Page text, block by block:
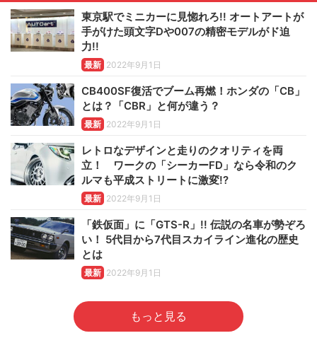
東京駅でミニカーに見惚れろ!! オートアートが
手がけた頭文字Dや007の精密モデルがド迫
力!!
最新 2022年9月1日
CB400SF復活でブーム再燃！ホンダの「CB」
とは？「CBR」と何が違う？
最新 2022年9月1日
レトロなデザインと走りのクオリティを両
立！ ワークの「シーカーFD」なら令和のク
ルマも平成ストリートに激変!?
最新 2022年9月1日
「鉄仮面」に「GTS-R」!! 伝説の名車が勢ぞろ
い！ 5代目から7代目スカイライン進化の歴史
とは
最新 2022年9月1日
もっと見る